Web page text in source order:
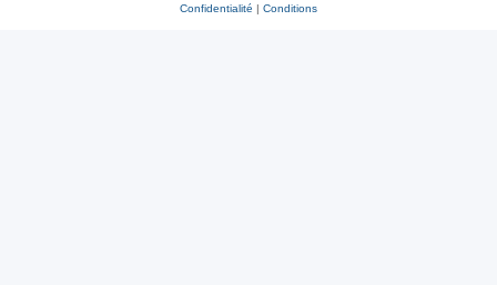
Confidentialité | Conditions